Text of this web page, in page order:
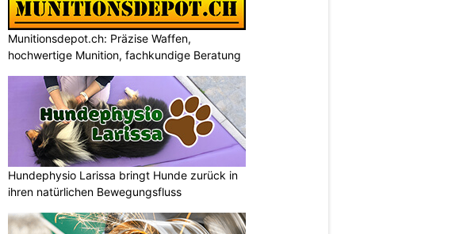
Munitionsdepot.ch: Präzise Waffen,
hochwertige Munition, fachkundige Beratung
Hundephysio Larissa bringt Hunde zurück in
ihren natürlichen Bewegungsfluss